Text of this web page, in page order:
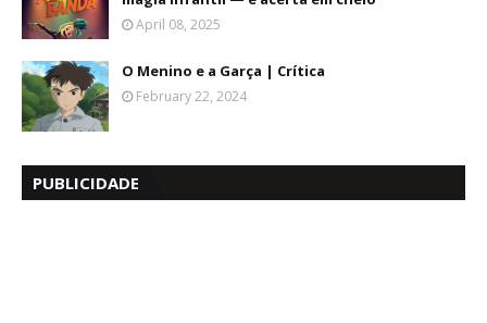
April 08, 2025
O Menino e a Garça | Crítica
February 22, 2024
PUBLICIDADE